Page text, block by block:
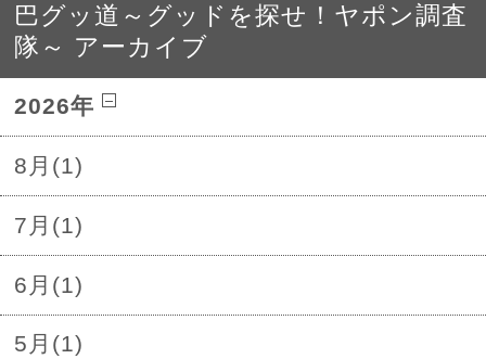
巴グッ道～グッドを探せ！ヤポン調査
隊～ アーカイブ
2026年
8月(1)
7月(1)
6月(1)
5月(1)